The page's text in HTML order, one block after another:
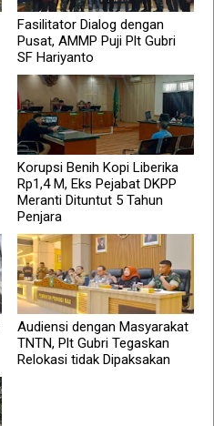
Fasilitator Dialog dengan
Pusat, AMMP Puji Plt Gubri
SF Hariyanto
Korupsi Benih Kopi Liberika
Rp1,4 M, Eks Pejabat DKPP
Meranti Dituntut 5 Tahun
Penjara
Audiensi dengan Masyarakat
TNTN, Plt Gubri Tegaskan
Relokasi tidak Dipaksakan